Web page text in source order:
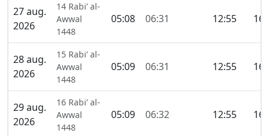
27 aug.
2026
14 Rabi’ al-
Awwal
1448
05:08 06:31 12:55
28 aug.
2026
15 Rabi’ al-
Awwal
1448
05:09 06:31 12:55
29 aug.
2026
16 Rabi’ al-
Awwal
1448
05:09 06:32 12:55